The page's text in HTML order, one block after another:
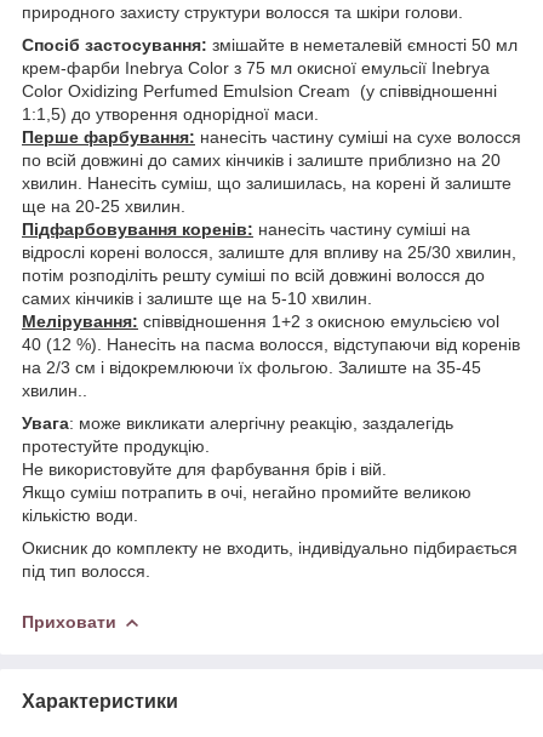
природного захисту структури волосся та шкіри голови.
Спосіб застосування: змішайте в неметалевій ємності 50 мл
крем-фарби Inebrya Color з 75 мл окисної емульсії Inebrya
Color Oxidizing Perfumed Emulsion Cream (у співвідношенні
1:1,5) до утворення однорідної маси.
Перше фарбування: нанесіть частину суміші на сухе волосся
по всій довжині до самих кінчиків і залиште приблизно на 20
хвилин. Нанесіть суміш, що залишилась, на корені й залиште
ще на 20-25 хвилин.
Підфарбовування коренів: нанесіть частину суміші на
відрослі корені волосся, залиште для впливу на 25/30 хвилин,
потім розподіліть решту суміші по всій довжині волосся до
самих кінчиків і залиште ще на 5-10 хвилин.
Мелірування: співвідношення 1+2 з окисною емульсією vol
40 (12 %). Нанесіть на пасма волосся, відступаючи від коренів
на 2/3 см і відокремлюючи їх фольгою. Залиште на 35-45
хвилин..
Увага: може викликати алергічну реакцію, заздалегідь
протестуйте продукцію.
Не використовуйте для фарбування брів і вій.
Якщо суміш потрапить в очі, негайно промийте великою
кількістю води.
Окисник до комплекту не входить, індивідуально підбирається
під тип волосся.
Приховати
Характеристики